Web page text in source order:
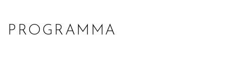
PROGRAMMA